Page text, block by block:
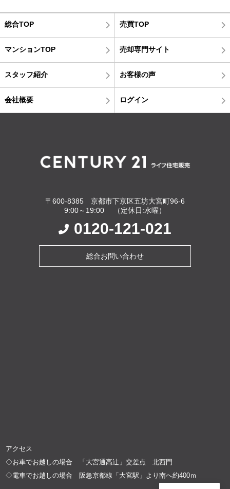
総合TOP 売買TOP
マンションTOP 売却専門サイト
スタッフ紹介 お客様の声
会社概要 ログイン
〒600-8385 京都市下京区五坊大宮町96-6
9:00～19:00 （定休日:水曜）
0120-121-021
総合お問い合わせ
アクセス
◇お車でお越しの場合 「大宮通高辻」交差点 北西門
◇電車でお越しの場合 阪急京都線「大宮駅」より南へ約400ｍ